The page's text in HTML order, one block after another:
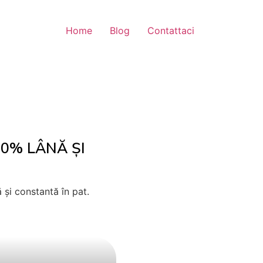
Home Blog Contattaci
LÂNĂ ȘI
și constantă în pat.